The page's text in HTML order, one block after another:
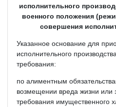
исполнительного
военного положения
совершения
Указанное основание для
исполнительного
требования:
по алиментным
возмещении вреда жизни или
требования имущественного